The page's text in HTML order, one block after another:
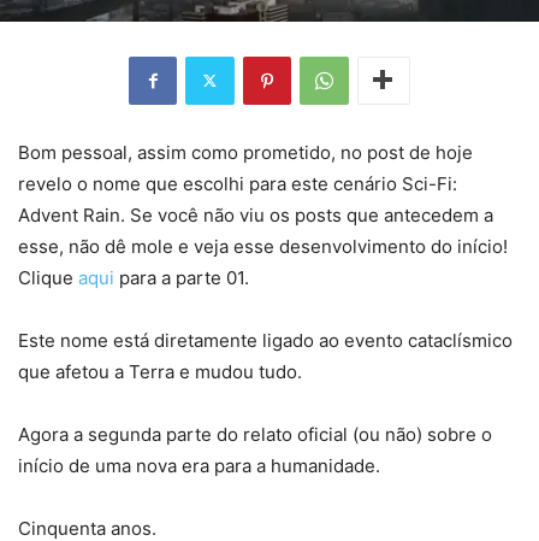
Bom pessoal, assim como prometido, no post de hoje
revelo o nome que escolhi para este cenário Sci-Fi:
Advent Rain. Se você não viu os posts que antecedem a
esse, não dê mole e veja esse desenvolvimento do início!
Clique aqui para a parte 01.
Este nome está diretamente ligado ao evento cataclísmico
que afetou a Terra e mudou tudo.
Agora a segunda parte do relato oficial (ou não) sobre o
início de uma nova era para a humanidade.
Cinquenta anos.